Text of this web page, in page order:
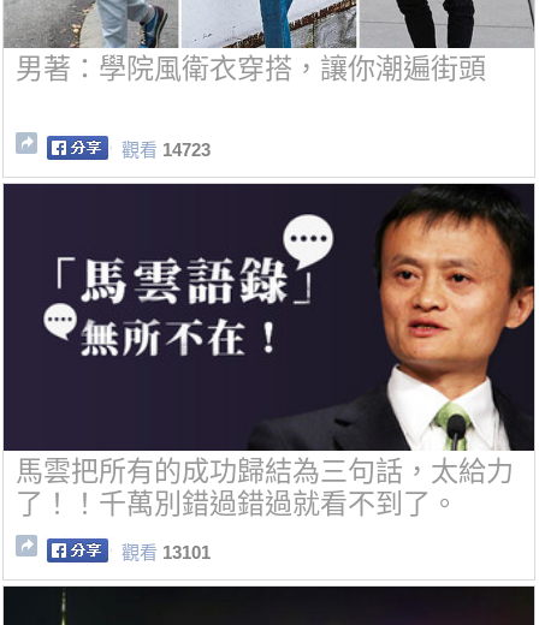
男著：學院風衛衣穿搭，讓你潮遍街頭
觀看 14723
馬雲把所有的成功歸結為三句話，太給力
了！！千萬別錯過錯過就看不到了。
觀看 13101